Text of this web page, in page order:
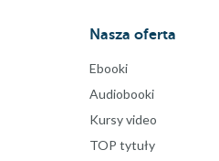
Nasza oferta
Ebooki
Audiobooki
Kursy video
TOP tytuły